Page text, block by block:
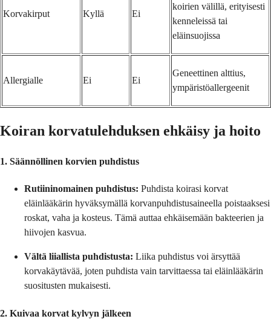
Korvakirput Kyllä Ei
koirien välillä, erityisesti
kenneleissä tai
eläinsuojissa
Allergialle Ei Ei
Geneettinen alttius,
ympäristöallergeenit
Koiran korvatulehduksen ehkäisy ja hoito
1. Säännöllinen korvien puhdistus
Rutiininomainen puhdistus: Puhdista koirasi korvat
eläinlääkärin hyväksymällä korvanpuhdistusaineella poistaaksesi
roskat, vaha ja kosteus. Tämä auttaa ehkäisemään bakteerien ja
hiivojen kasvua.
Vältä liiallista puhdistusta: Liika puhdistus voi ärsyttää
korvakäytävää, joten puhdista vain tarvittaessa tai eläinlääkärin
suositusten mukaisesti.
2. Kuivaa korvat kylvyn jälkeen